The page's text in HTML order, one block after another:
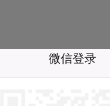
微信登录